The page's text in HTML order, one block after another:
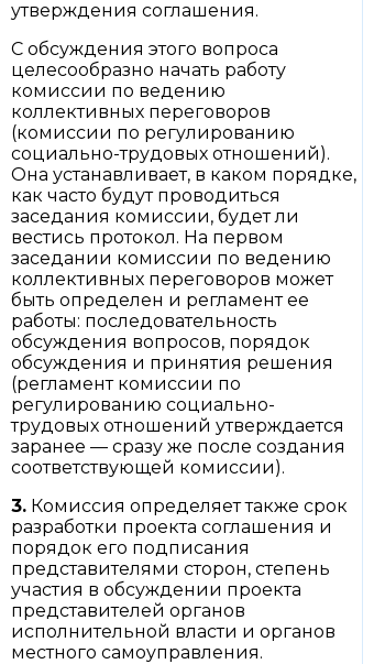
утверждения соглашения.
С обсуждения этого вопроса
целесообразно начать работу
комиссии по ведению
коллективных переговоров
(комиссии по регулированию
социально-трудовых отношений).
Она устанавливает, в каком порядке,
как часто будут проводиться
заседания комиссии, будет ли
вестись протокол. На первом
заседании комиссии по ведению
коллективных переговоров может
быть определен и регламент ее
работы: последовательность
обсуждения вопросов, порядок
обсуждения и принятия решения
(регламент комиссии по
регулированию социально-
трудовых отношений утверждается
заранее — сразу же после создания
соответствующей комиссии).
3. Комиссия определяет также срок
разработки проекта соглашения и
порядок его подписания
представителями сторон, степень
участия в обсуждении проекта
представителей органов
исполнительной власти и органов
местного самоуправления.